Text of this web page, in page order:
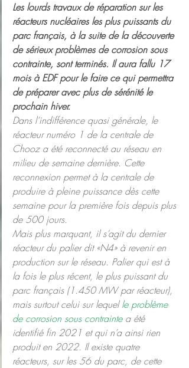
Les lourds travaux de réparation sur les
réacteurs nucléaires les plus puissants du
parc français, à la suite de la découverte
de sérieux problèmes de corrosion sous
contrainte, sont terminés. Il aura fallu 17
mois à EDF pour le faire ce qui permettra
de préparer avec plus de sérénité le
prochain hiver.
Dans l’indifférence quasi générale, le
réacteur numéro 1 de la centrale de
Chooz a été reconnecté au réseau en
milieu de semaine dernière. Cette
reconnexion permet à la centrale de
produire à pleine puissance dès cette
semaine pour la première fois depuis plus
de 500 jours.
Mais plus marquant, il s’agit du dernier
réacteur du palier dit «N4» à revenir en
production sur le réseau. Palier qui est à
la fois le plus récent, le plus puissant du
parc français (1.450 MW par réacteur),
mais surtout celui sur lequel le problème
de corrosion sous contrainte a été
identifié fin 2021 et qui n’a ainsi rien
produit en 2022. Il existe quatre
réacteurs, sur les 56 du parc, de cette